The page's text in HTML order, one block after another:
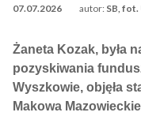
07.07.2026 autor: SB, fot.
Żaneta Kozak, była
pozyskiwania
Wyszkowie, objęła
Makowa